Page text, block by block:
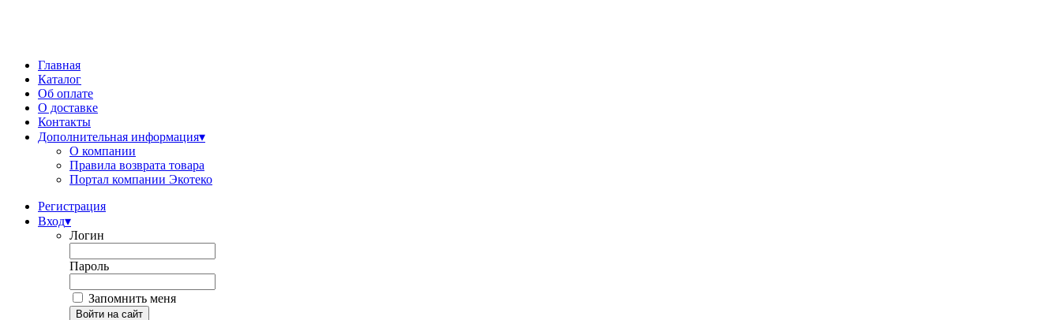
Главная
Каталог
Об оплате
О доставке
Контакты
Дополнительная информация▾
О компании
Правила возврата товара
Портал компании Экотеко
Регистрация
Вход▾
Логин
Пароль
Запомнить меня